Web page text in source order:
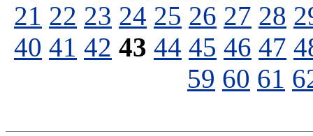
21 22 23 24 25 26 27 28
40 41 42 43 44 45 46 47
59 60 61